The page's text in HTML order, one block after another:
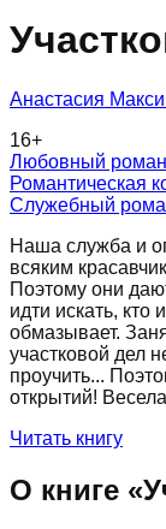
Анастасия
16+
Любовный роман
Романтическая
Служебный
Наша служба и
всяким
Поэтому они
идти искать, кто
обмазывает.
участковой дел
проучить...
открытий!
Читать книгу
О книге «